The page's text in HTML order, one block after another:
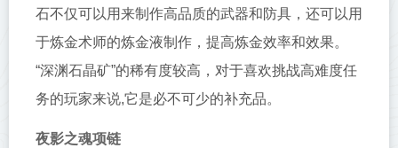
石不仅可以用来制作高品质的武器和防具，还可以用
于炼金术师的炼金液制作，提高炼金效率和效果。
“深渊石晶矿”的稀有度较高，对于喜欢挑战高难度任
务的玩家来说,它是必不可少的补充品。
夜影之魂项链